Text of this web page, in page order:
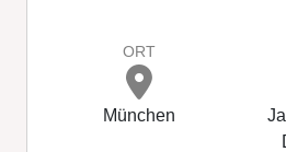
ORT
München